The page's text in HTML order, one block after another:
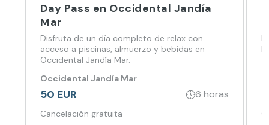
Day Pass en Occidental Jandía
Mar
Disfruta de un día completo de relax con
acceso a piscinas, almuerzo y bebidas en
Occidental Jandía Mar.
Occidental Jandía Mar
50 EUR 6 horas
Cancelación gratuita